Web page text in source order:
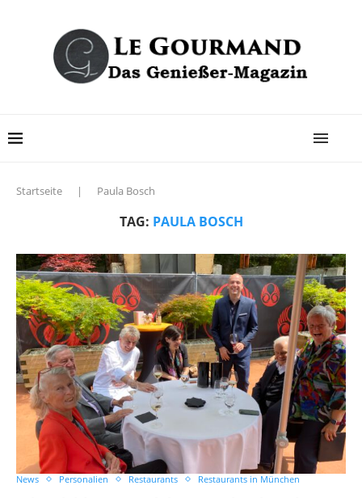
Startseite | Paula Bosch
TAG: PAULA BOSCH
News Personalien Restaurants Restaurants in München